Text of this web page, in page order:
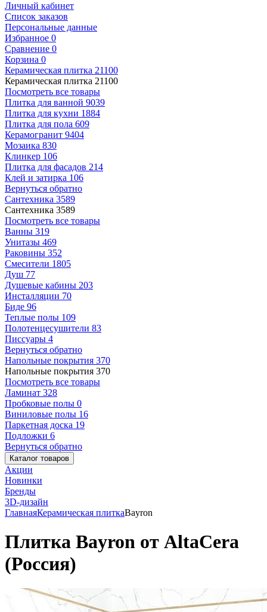
Личный кабинет
Список заказов
Персональные данные
Избранное 0
Сравнение 0
Корзина 0
Керамическая плитка 21100
Керамическая плитка 21100
Посмотреть все товары
Плитка для ванной 9039
Плитка для кухни 1884
Плитка для пола 609
Керамогранит 9404
Мозаика 830
Клинкер 106
Плитка для фасадов 214
Клей и затирка 106
Вернуться обратно
Сантехника 3589
Сантехника 3589
Посмотреть все товары
Ванны 319
Унитазы 469
Раковины 352
Смесители 1805
Душ 77
Душевые кабины 203
Инсталляции 70
Биде 96
Теплые полы 109
Полотенцесушители 83
Писсуары 4
Вернуться обратно
Напольные покрытия 370
Напольные покрытия 370
Посмотреть все товары
Ламинат 328
Пробковые полы 0
Виниловые полы 16
Паркетная доска 19
Подложки 6
Вернуться обратно
Каталог товаров
Акции
Новинки
Бренды
3D-дизайн
ГлавнаяКерамическая плиткаBayron
Плитка Bayron от AltaCera
(Россия)